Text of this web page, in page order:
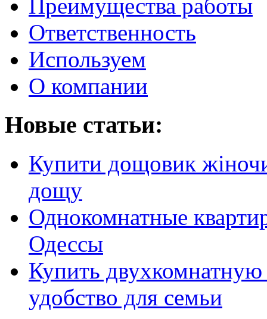
Преимущества работы
Ответственность
Используем
О компании
Новые статьи:
Купити дощовик
дощу
Однокомнатные
Одессы
Купить
удобство для семьи